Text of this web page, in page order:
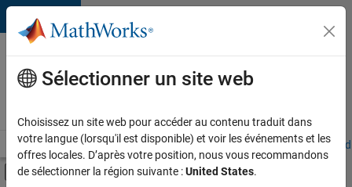
Passer au contenu
Votre
carrière
chez
Accueil Explorer nos opportunités Adresses de nos bureaux
Activer/désactiver l'affichage du menu
Contenu principal
Sélectionner un site web
Choisissez un site web pour accéder au contenu traduit dans
votre langue (lorsqu'il est disponible) et voir les événements et les
offres locales. D’après votre position, nous vous recommandons
de sélectionner la région suivante :United States.